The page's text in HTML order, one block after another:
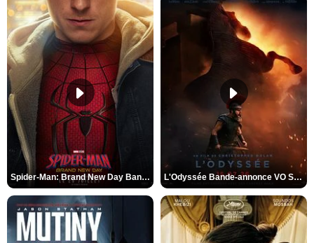
Spider-Man: Brand New Day Bande-annonce VO STFR L'Odyssée Bande-annonce VO STFR